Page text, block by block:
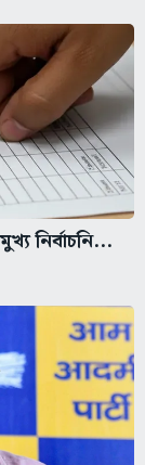
নির্বাচনি...